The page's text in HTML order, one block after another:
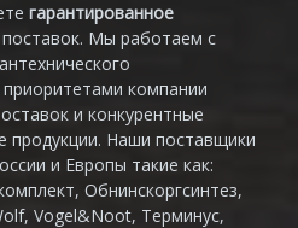
гарантированное
Мы работаем с
компании
и конкурентные
продукции. Наши поставщики
и Европы такие как:
Обнинскоргсинтез,
Vogel&Noot, Терминус,